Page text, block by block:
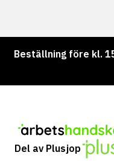
före kl.
Del av Plusjop